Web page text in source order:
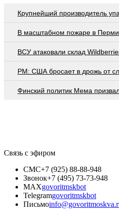
Крупнейший производитель
В масштабном пожаре в Перми
ВСУ атаковали склад
PM: США бросает в дрожь от
Финский политик Мема
Связь с эфиром
СМС+7 (925) 88-88-948
Звонок+7 (495) 73-73-948
MAXgovoritmskbot
Telegramgovoritmskbot
Письмо